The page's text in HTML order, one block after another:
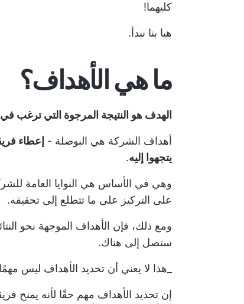
كليهما!
هيا بنا نبدأ.
ما هي الأهداف؟
الهدف هو النتيجة المرجوة التي ترغب في
أهداف الشركة هي البوصلة - إعطاء
يتجهوا إليه.
وهي في الأساس هي النوايا العامة
على التركيز على ما تتطلع إلى تحقيقه.
ومع ذلك، فإن الأهداف الموجهة نحو
ستصل إلى هناك.
_هذا لا يعني أن تحديد الأهداف ليس
إن تحديد الأهداف مهم حقًا لأنه يمنح